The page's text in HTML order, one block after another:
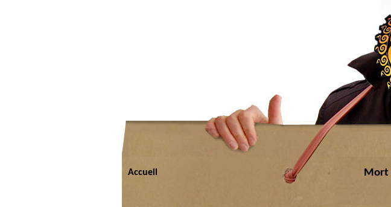
Accueil Mort